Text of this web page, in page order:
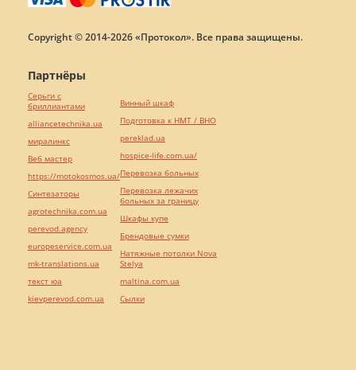
Copyright © 2014-2026 «Протокол». Все права защищены.
Партнёры
Серьги с
бриллиантами
alliancetechnika.ua
миралинкс
Веб мастер
https://motokosmos.ua/
Синтезаторы
agrotechnika.com.ua
perevod.agency
europeservice.com.ua
mk-translations.ua
текст юа
kievperevod.com.ua
Винный шкаф
Подготовка к НМТ / ВНО
pereklad.ua
hospice-life.com.ua/
Перевозка больных
Перевозка лежачих
больных за границу
Шкафы купе
Брендовые сумки
Натяжные потолки Nova
Stelya
maltina.com.ua
Cылки